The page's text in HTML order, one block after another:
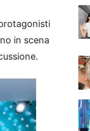
in scena